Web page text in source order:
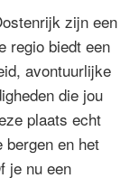
zijn een
regio biedt een
avontuurlijke
die jou
plaats echt
bergen en het
je nu een